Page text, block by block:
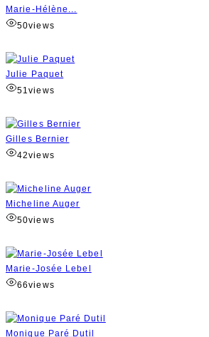
Marie-Hélène...
50views
Julie Paquet
51views
Gilles Bernier
42views
Micheline Auger
50views
Marie-Josée Lebel
66views
Monique Paré Dutil